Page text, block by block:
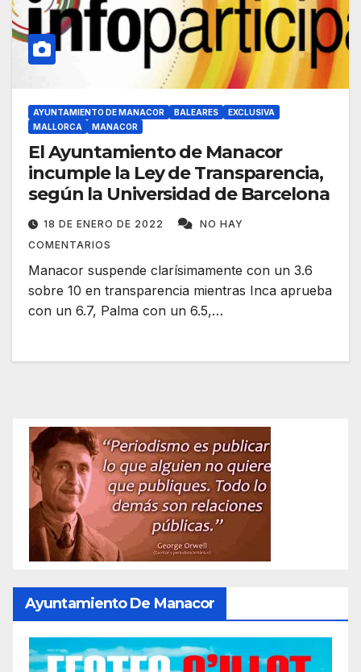
AYUNTAMIENTO DE MANACOR BALEARES
EXCLUSIVA
MALLORCA
MANACOR
El Ayuntamiento de Manacor
incumple la Ley de Transparencia,
según la Universidad de Barcelona
18 DE ENERO DE 2022
NO HAY
COMENTARIOS
Manacor suspende clarísimamente con un 3.6
sobre 10 en transparencia mientras Inca aprueba
con un 6.7, Palma con un 6.5,…
Ayuntamiento De Manacor